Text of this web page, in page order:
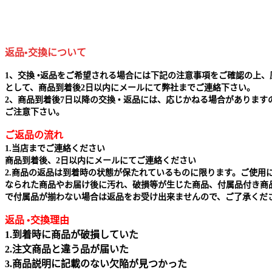
返品•交換について
1、交換 •返品をご希望される場合には下記の注意事項をご確認の上、
として、商品到着後2日以内にメールにて弊社までご連絡下さい。
2、商品到着後7日以降の交換 • 返品には、応じかねる場合があります
ご注意下さい。
ご返品の流れ
1.当店までご連絡ください
商品到着後、2日以内にメールにてご連絡ください
2.商品の返品は到着時の状態が保たれているものに限ります。ご使用
なられた商品やお届け後に汚れ、破損等が生じた商品、付属品付き商
で付属品が揃わない場合は返品をお受け出来ませんので、ご了承くだ
返品 •交換理由
1.到着時に商品が破損していた
2.注文商品と違う品が届いた
3.商品説明に記載のない欠陥が見つかった